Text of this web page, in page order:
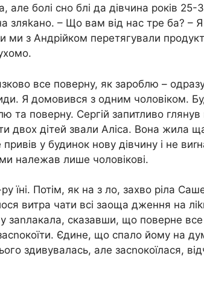
але болі сно блі да дівчина років 25-
зляkано. – Що вам від нас тре ба? –
ми з Андрійком перетягували
все поверну, як зароблю –
Я домовився з одним чоловіком.
поверну. Сергій запитливо глянув
двох дітей звали Аліса. Вона жила
у будинок нову дівчину і не
належав лише чоловікові.
їні. Потім, як на з ло, захво ріла
витра чати всі заоща дження на
заnлакала, сказавши, що поверне
засnокоїти. Єдине, що спало йому на
здивувалась, але засnокоїлася,